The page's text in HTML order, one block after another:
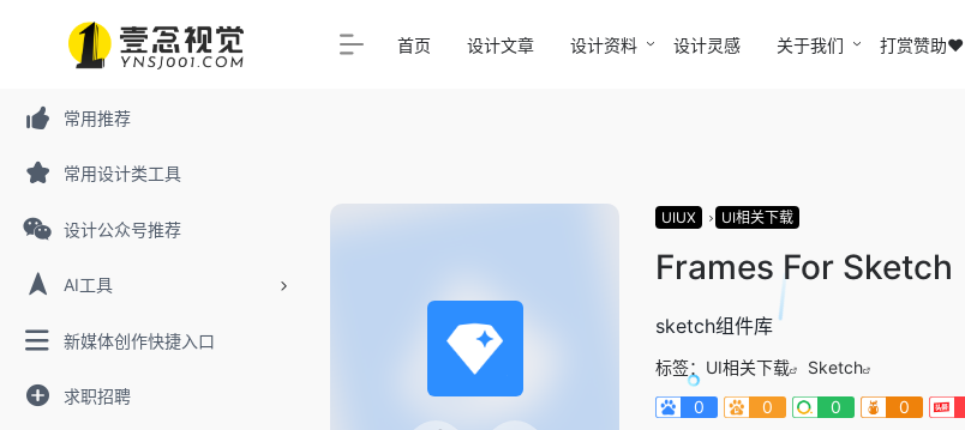
常用推荐
常用设计类工具
设计公众号推荐
AI工具
新媒体创作快捷入口
求职招聘
首页 设计文章 设计资料 设计灵感 关于我们 打赏赞助❤️
UIUX UI相关下载
Frames For Sketch
sketch组件库
标签： UI相关下载
Sketch
0
0 0 0